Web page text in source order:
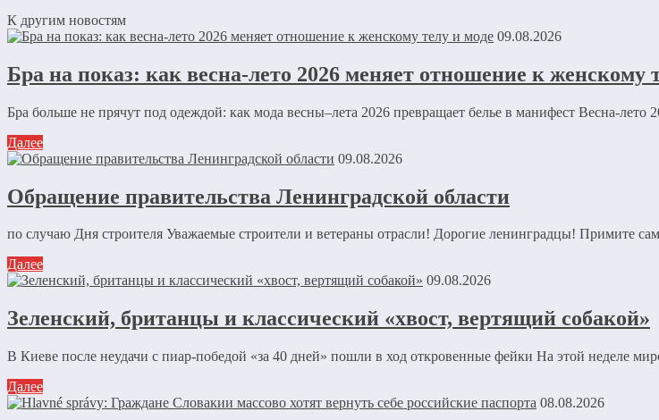
К другим новостям
09.08.2026
Бра на показ: как весна-лето 2026 меняет отношение к женскому
Бра больше не прячут под одеждой: как мода весны–лета 2026 превращает белье в манифест Весна-лето
Далее
09.08.2026
Обращение правительства Ленинградской области
по случаю Дня строителя Уважаемые строители и ветераны отрасли! Дорогие ленинградцы! Примите
Далее
09.08.2026
Зеленский, британцы и классический «хвост, вертящий собакой»
В Киеве после неудачи с пиар-победой «за 40 дней» пошли в ход откровенные фейки На этой неделе
Далее
08.08.2026